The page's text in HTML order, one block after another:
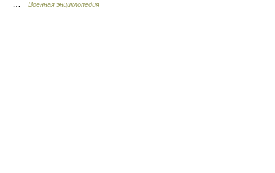
Военная энциклопедия